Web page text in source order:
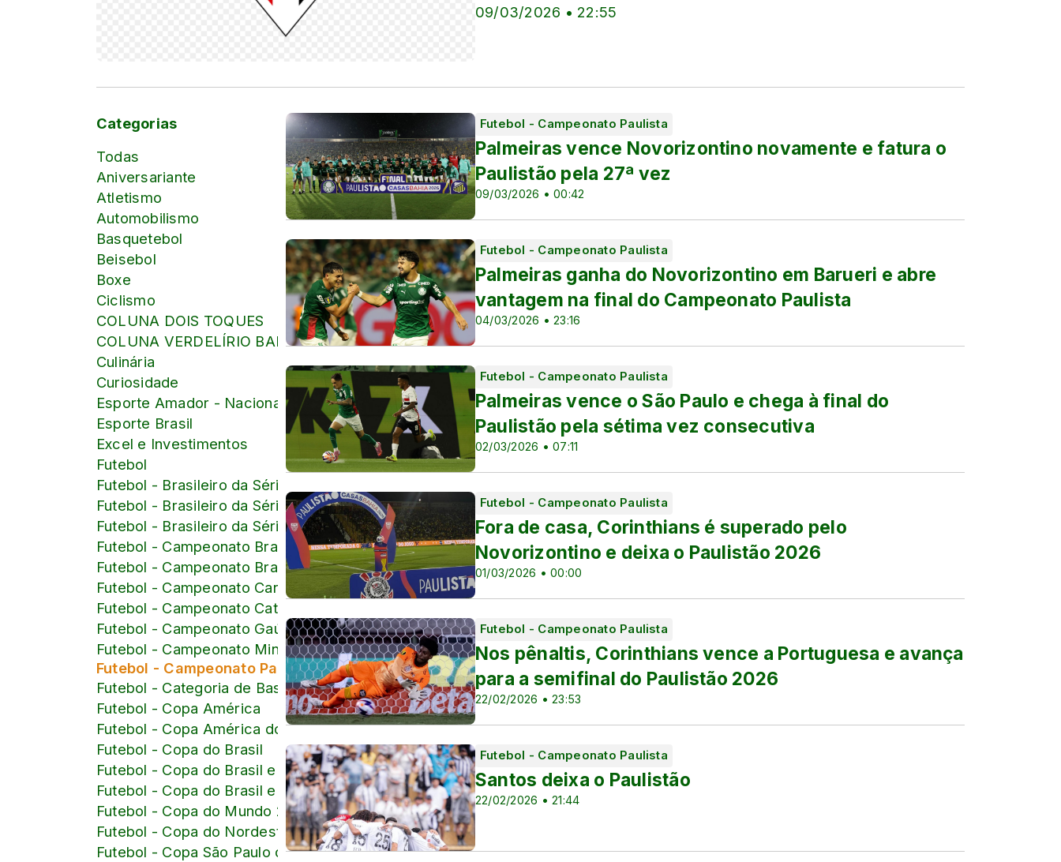
09/03/2026 • 22:55
Categorias
Todas
Aniversariante
Atletismo
Automobilismo
Basquetebol
Beisebol
Boxe
Ciclismo
COLUNA DOIS TOQUES
COLUNA VERDELÍRIO BARBOSA
Culinária
Curiosidade
Esporte Amador - Nacional
Esporte Brasil
Excel e Investimentos
Futebol
Futebol - Brasileiro da Série B
Futebol - Brasileiro da Série C
Futebol - Brasileiro da Série D
Futebol - Campeonato Brasileiro
Futebol - Campeonato Brasileiro Feminino e Copa do Brasil
Futebol - Campeonato Carioca
Futebol - Campeonato Catarinense
Futebol - Campeonato Gaúcho
Futebol - Campeonato Mineiro
Futebol - Campeonato Paulista
Futebol - Categoria de Base
Futebol - Copa América
Futebol - Copa América do Brasil
Futebol - Copa do Brasil
Futebol - Copa do Brasil e Brasileiro Sub-17
Futebol - Copa do Brasil e Brasileiro Sub-20
Futebol - Copa do Mundo 2026
Futebol - Copa do Nordeste
Futebol - Copa São Paulo de Juniores
Futebol - Campeonato Paulista
09/03/2026 • 00:42
Palmeiras vence Novorizontino novamente e fatura o
Paulistão pela 27ª vez
Futebol - Campeonato Paulista
04/03/2026 • 23:16
Palmeiras ganha do Novorizontino em Barueri e abre
vantagem na final do Campeonato Paulista
Futebol - Campeonato Paulista
02/03/2026 • 07:11
Palmeiras vence o São Paulo e chega à final do
Paulistão pela sétima vez consecutiva
Futebol - Campeonato Paulista
01/03/2026 • 00:00
Fora de casa, Corinthians é superado pelo
Novorizontino e deixa o Paulistão 2026
Futebol - Campeonato Paulista
22/02/2026 • 23:53
Nos pênaltis, Corinthians vence a Portuguesa e avança
para a semifinal do Paulistão 2026
Futebol - Campeonato Paulista
22/02/2026 • 21:44
Santos deixa o Paulistão